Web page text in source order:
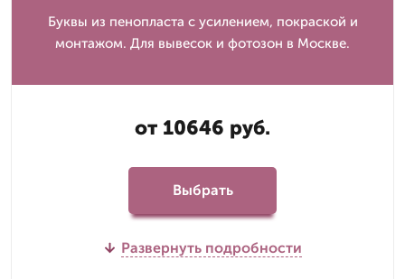
Буквы из пенопласта с усилением, покраской и
монтажом. Для вывесок и фотозон в Москве.
от 10646 руб.
Выбрать
Развернуть подробности